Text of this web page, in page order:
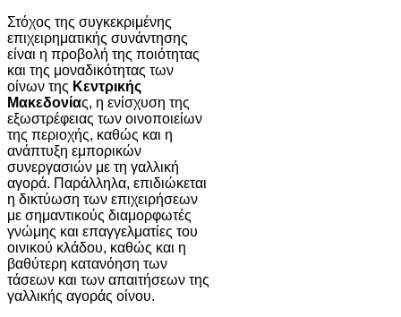
Στόχος της συγκεκριμένης
επιχειρηματικής συνάντησης
είναι η προβολή της ποιότητας
και της μοναδικότητας των
οίνων της Κεντρικής
Μακεδονίας, η ενίσχυση της
εξωστρέφειας των οινοποιείων
της περιοχής, καθώς και η
ανάπτυξη εμπορικών
συνεργασιών με τη γαλλική
αγορά. Παράλληλα, επιδιώκεται
η δικτύωση των επιχειρήσεων
με σημαντικούς διαμορφωτές
γνώμης και επαγγελματίες του
οινικού κλάδου, καθώς και η
βαθύτερη κατανόηση των
τάσεων και των απαιτήσεων της
γαλλικής αγοράς οίνου.